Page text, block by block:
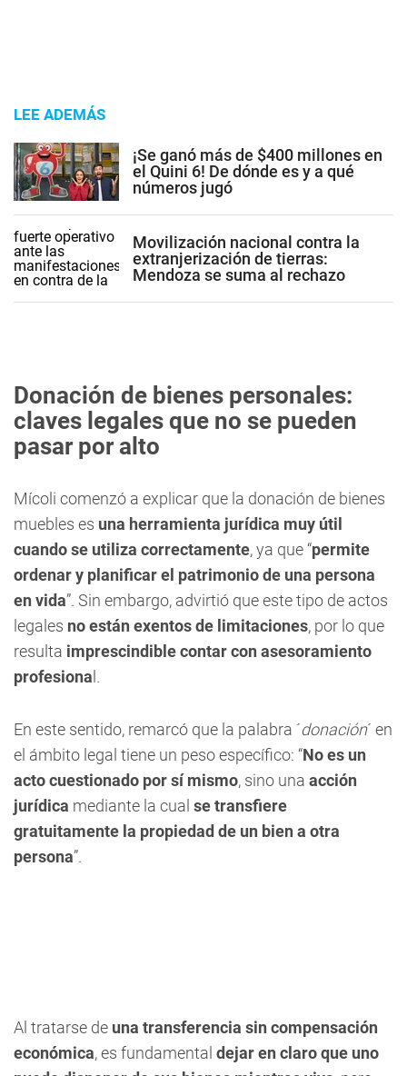
LEE ADEMÁS
¡Se ganó más de $400 millones en
el Quini 6! De dónde es y a qué
números jugó
Movilización nacional contra la
extranjerización de tierras:
Mendoza se suma al rechazo
Donación de bienes personales:
claves legales que no se pueden
pasar por alto
Mícoli comenzó a explicar que la donación de bienes
muebles es una herramienta jurídica muy útil
cuando se utiliza correctamente, ya que “permite
ordenar y planificar el patrimonio de una persona
en vida”. Sin embargo, advirtió que este tipo de actos
legales no están exentos de limitaciones, por lo que
resulta imprescindible contar con asesoramiento
profesiona l.
En este sentido, remarcó que la palabra ´donación´ en
el ámbito legal tiene un peso específico: “No es un
acto cuestionado por sí mismo, sino una acción
jurídica mediante la cual se transfiere
gratuitamente la propiedad de un bien a otra
persona”.
Al tratarse de una transferencia sin compensación
económica, es fundamental dejar en claro que uno